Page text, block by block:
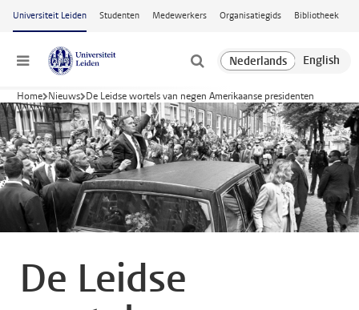
Ga naar hoofdinhoud
Universiteit Leiden Studenten Medewerkers Organisatiegids Bibliotheek
Menu
Home Nieuws De Leidse wortels van negen Amerikaanse presidenten
De Leidse